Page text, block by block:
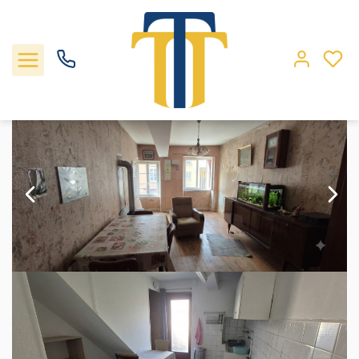
Nos biens
Locations
Gestion
Nos agences
Estimation
Vente maison 63.67 m², Saint georges d esperanche 38790Isère
Accueil